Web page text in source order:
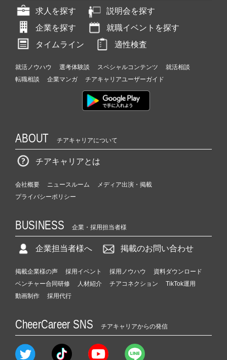
求人を探す
説明会を探す
企業を探す
就職イベントを探す
タイムライン
適性検査
就活ノウハウ 選考体験談 スペシャルコンテンツ
就活相談
転職相談
企業マンガ チアキャリアユーザーガイド
ABOUT チアキャリアについて
チアキャリアとは
会社概要 ニュースルーム
メディア出演・掲載
プライバシーポリシー
BUSINESS 企業・採用担当者様
企業担当者様へ 掲載のお問い合わせ
掲載企業様の声 採用イベント 採用ノウハウ
資料ダウンロード
ベンチャー合同研修
人材紹介 チアコネクション
TikTok運用
動画制作
採用代行
CheerCareer SNS チアキャリアからの発信